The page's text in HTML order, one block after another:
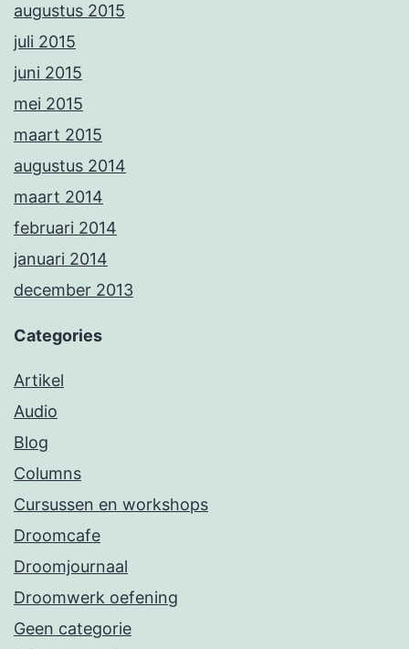
augustus 2015
juli 2015
juni 2015
mei 2015
maart 2015
augustus 2014
maart 2014
februari 2014
januari 2014
december 2013
Categories
Artikel
Audio
Blog
Columns
Cursussen en workshops
Droomcafe
Droomjournaal
Droomwerk oefening
Geen categorie